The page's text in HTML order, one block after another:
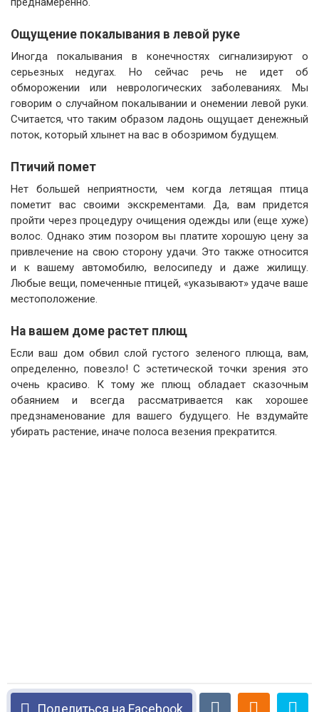
Ощущение покалывания в левой руке
Иногда покалывания в конечностях сигнализируют о
серьезных недугах. Но сейчас речь не идет об
обморожении или неврологических заболеваниях. Мы
говорим о случайном покалывании и онемении левой руки.
Считается, что таким образом ладонь ощущает денежный
поток, который хлынет на вас в обозримом будущем.
Птичий помет
Нет большей неприятности, чем когда летящая птица
пометит вас своими экскрементами. Да, вам придется
пройти через процедуру очищения одежды или (еще хуже)
волос. Однако этим позором вы платите хорошую цену за
привлечение на свою сторону удачи. Это также относится
и к вашему автомобилю, велосипеду и даже жилищу.
Любые вещи, помеченные птицей, «указывают» удаче ваше
местоположение.
На вашем доме растет плющ
Если ваш дом обвил слой густого зеленого плюща, вам,
определенно, повезло! С эстетической точки зрения это
очень красиво. К тому же плющ обладает сказочным
обаянием и всегда рассматривается как хорошее
предзнаменование для вашего будущего. Не вздумайте
убирать растение, иначе полоса везения прекратится.
Поделиться на Facebook